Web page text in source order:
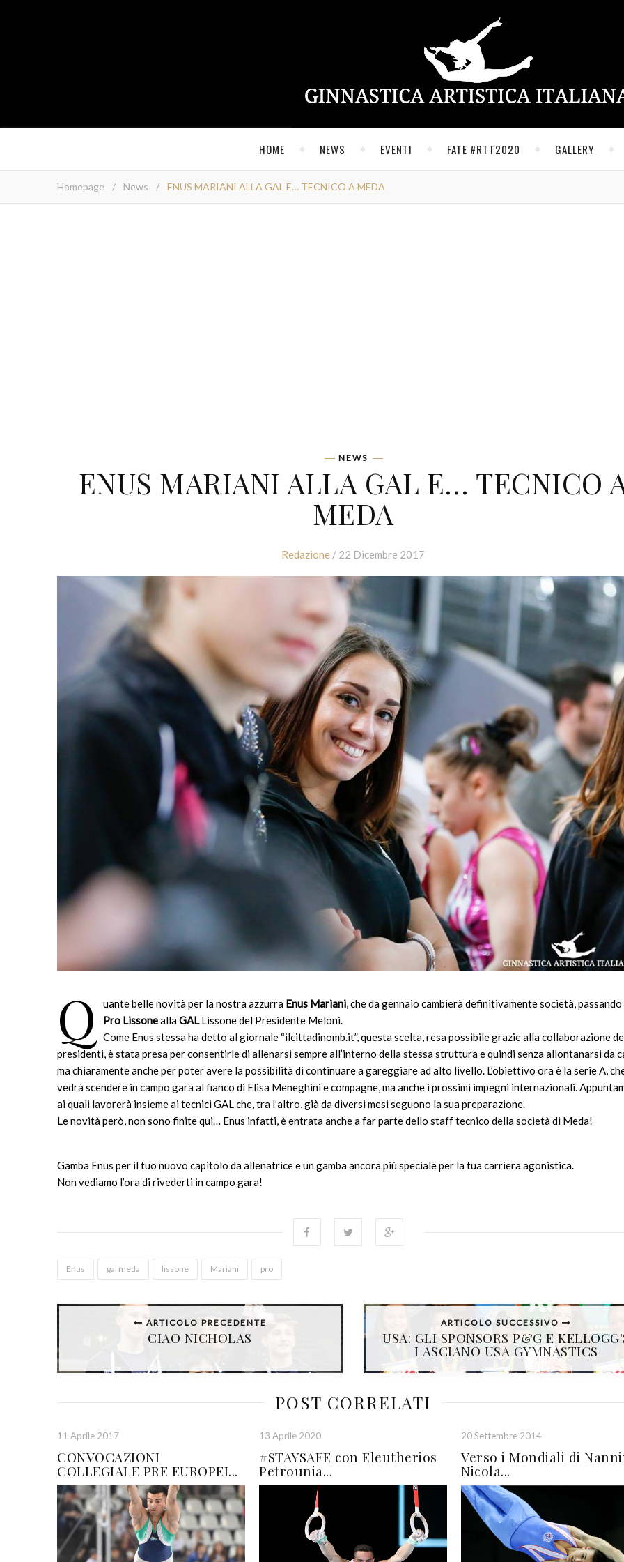
HOME NEWS EVENTI FATE #RTT2020 GALLERY
Homepage / News / ENUS MARIANI ALLA GAL E… TECNICO A MEDA
NEWS
ENUS MARIANI ALLA GAL E… TECNICO
MEDA
Redazione / 22 Dicembre 2017
Q uante belle novità per la nostra azzurra Enus Mariani, che da gennaio cambierà definitivamente società,
Pro LissoneallaGALLissone del Presidente Meloni.
Come Enus stessa ha detto al giornale “ilcittadinomb.it”, questa scelta, resa possibile grazie alla collaborazione
presidenti, è stata presa per consentirle di allenarsi sempre all’interno della stessa struttura e quindi senza allontanarsi da
ma chiaramente anche per poter avere la possibilità di continuare a gareggiare ad alto livello. L’obiettivo ora è la serie A,
vedrà scendere in campo gara al fianco di Elisa Meneghini e compagne, ma anche i prossimi impegni internazionali.
ai quali lavorerà insieme ai tecnici GAL che, tra l’altro, già da diversi mesi seguono la sua preparazione.
Le novità però, non sono finite qui… Enus infatti, è entrata anche a far parte dello staff tecnico della società di Meda!
Gamba Enus per il tuo nuovo capitolo da allenatrice e un gamba ancora più speciale per la tua carriera agonistica.
Non vediamo l’ora di rivederti in campo gara!
Enus gal meda lissone Mariani pro
ARTICOLO PRECEDENTE
CIAO NICHOLAS
ARTICOLO SUCCESSIVO
USA: GLI SPONSORS P&G E
LASCIANO USA GYMNASTICS
POST CORRELATI
11 Aprile 2017
CONVOCAZIONI
COLLEGIALE PRE EUROPEI...
13 Aprile 2020
#STAYSAFE con Eleutherios
Petrounia...
20 Settembre 2014
Verso i Mondiali di
Nicola...